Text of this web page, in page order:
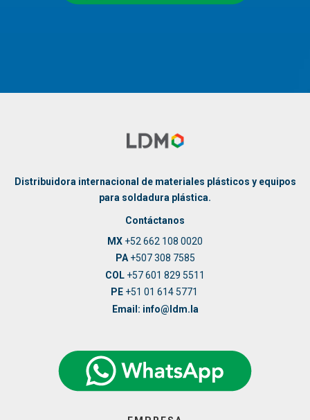
Distribuidora internacional de materiales plásticos y equipos
para soldadura plástica.
Contáctanos
MX +52 662 108 0020
PA+507 308 7585
COL +57 601 829 5511
PE +51 01 614 5771
Email: info@ldm.la